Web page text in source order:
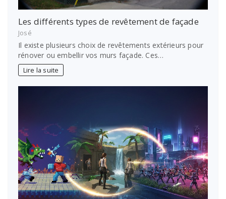
Les différents types de revêtement de façade
José
Il existe plusieurs choix de revêtements extérieurs pour
rénover ou embellir vos murs façade. Ces…
Lire la suite